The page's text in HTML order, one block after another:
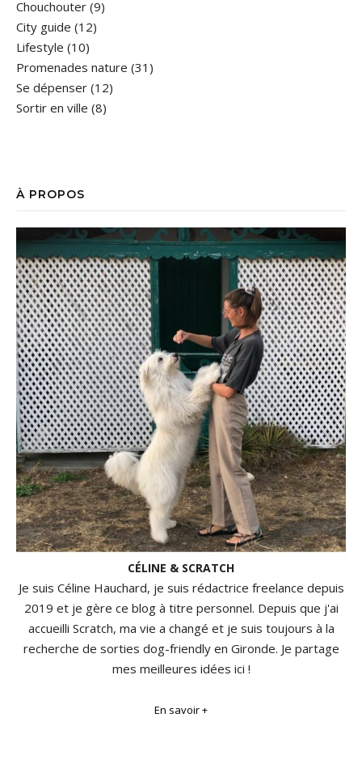
Chouchouter (9)
City guide (12)
Lifestyle (10)
Promenades nature (31)
Se dépenser (12)
Sortir en ville (8)
À PROPOS
CÉLINE & SCRATCH
Je suis Céline Hauchard, je suis rédactrice freelance depuis
2019 et je gère ce blog à titre personnel. Depuis que j'ai
accueilli Scratch, ma vie a changé et je suis toujours à la
recherche de sorties dog-friendly en Gironde. Je partage
mes meilleures idées ici !
En savoir +